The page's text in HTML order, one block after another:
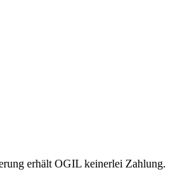
erhält OGIL keinerlei Zahlung.